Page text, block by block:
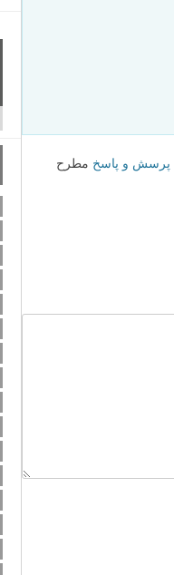
پرسش و پاسخ مطرح